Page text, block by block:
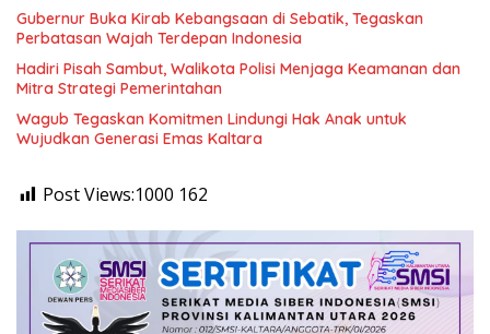
Gubernur Buka Kirab Kebangsaan di Sebatik, Tegaskan
Perbatasan Wajah Terdepan Indonesia
Hadiri Pisah Sambut, Walikota Polisi Menjaga Keamanan dan
Mitra Strategi Pemerintahan
Wagub Tegaskan Komitmen Lindungi Hak Anak untuk
Wujudkan Generasi Emas Kaltara
Post Views:1000 162